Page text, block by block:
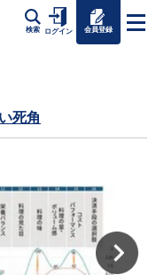
検索 ログイン 会員登録
死角